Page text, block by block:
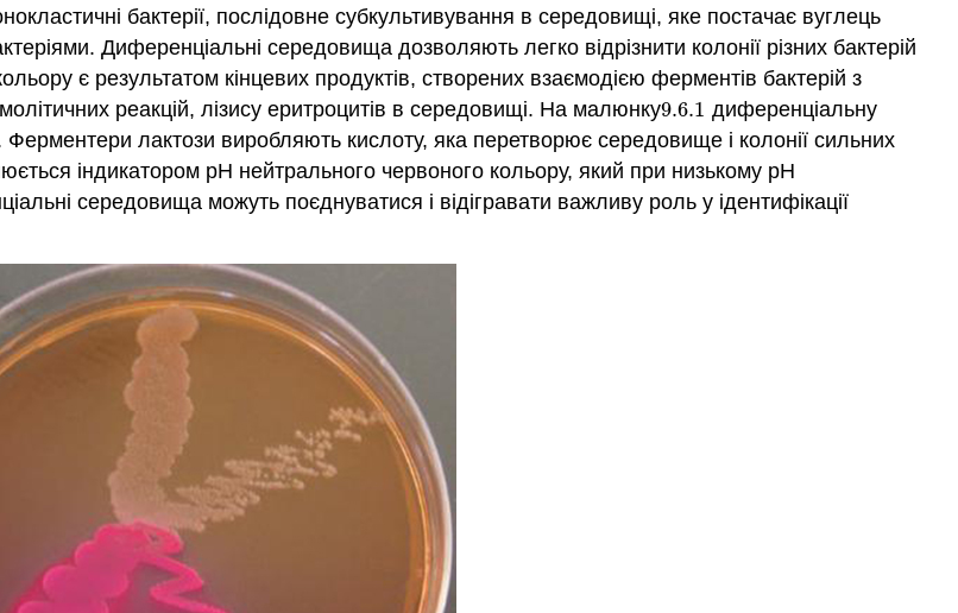
бактерії, послідовне субкультивування в середовищі, яке постачає вуглець
Диференціальні середовища дозволяють легко відрізнити колонії різних бактерій
є результатом кінцевих продуктів, створених взаємодією ферментів бактерій з
реакцій, лізису еритроцитів в середовищі. На малюнку9.6.1
9.6.1 диференціальну
лактози виробляють кислоту, яка перетворює середовище і колонії сильних
індикатором рН нейтрального червоного кольору, який при низькому pH
середовища можуть поєднуватися і відігравати важливу роль у ідентифікації